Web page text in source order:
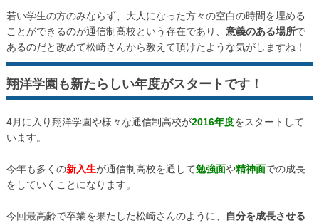
若い学生の方のみならず、大人になった方々の空白の時間を埋める
ことができるのが通信制高校という存在であり、 意義のある場所で
あるのだと改めて松崎さんから教えて頂けたような気がしますね！
翔洋学園も新たらしい年度がスタートです！
4月に入り翔洋学園や様々な通信制高校が2016年度をスタートして
います。
今年も多くの新入生が通信制高校を通して勉強面や精神面での成長
をしていくことになります。
今回最高齢で卒業を果たした松崎さんのように、
自分を成長させる